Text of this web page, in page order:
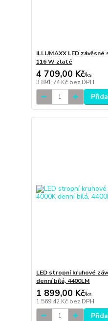
ILLUMAXX LED
116 W zlaté
4 709,00 Kč/ks
3 891,74 Kč bez DPH
LED stropní kruhové
denní bílá, 4400LM
1 899,00 Kč/ks
1 569,42 Kč bez DPH